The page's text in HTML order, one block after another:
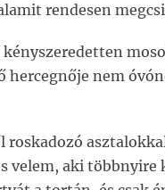
rendesen
hercegnője nem
velem, aki